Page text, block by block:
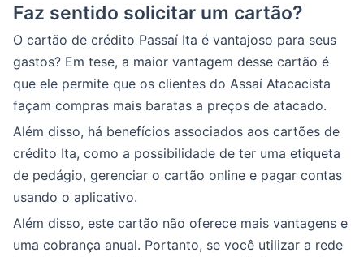
Faz sentido solicitar um cartão?
O cartão de crédito Passaí Ita é vantajoso para seus
gastos? Em tese, a maior vantagem desse cartão é
que ele permite que os clientes do Assaí Atacacista
façam compras mais baratas a preços de atacado.
Além disso, há benefícios associados aos cartões de
crédito Ita, como a possibilidade de ter uma etiqueta
de pedágio, gerenciar o cartão online e pagar contas
usando o aplicativo.
Além disso, este cartão não oferece mais vantagens e
uma cobrança anual. Portanto, se você utilizar a rede